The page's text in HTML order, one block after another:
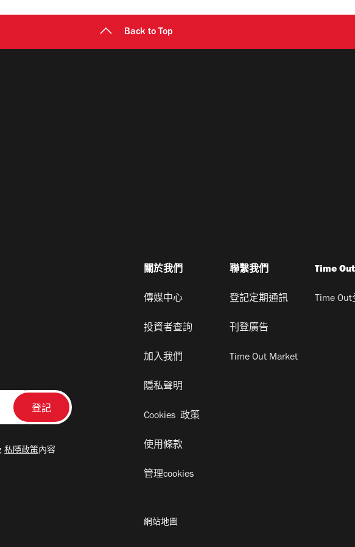
Back to Top
私隱政策內容
關於我們
傳媒中心
投資者查詢
加入我們
隱私聲明
Cookies 政策
使用條款
管理cookies
聯繫我們
登記定期通訊
刊登廣告
Time Out Market
Time
Time
網站地圖